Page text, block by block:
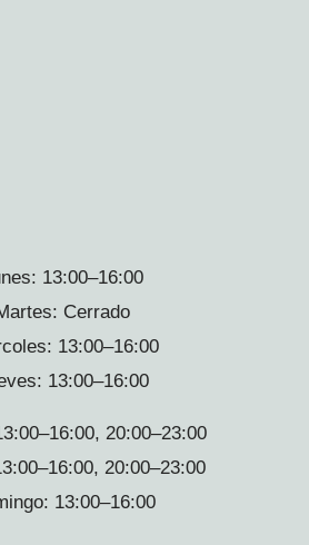
13:00–16:00
Cerrado
13:00–16:00
13:00–16:00
20:00–23:00
20:00–23:00
13:00–16:00